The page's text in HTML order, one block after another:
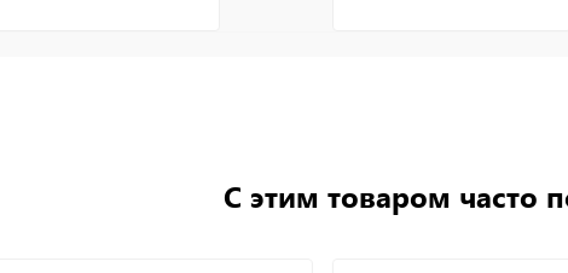
С этим товаром часто